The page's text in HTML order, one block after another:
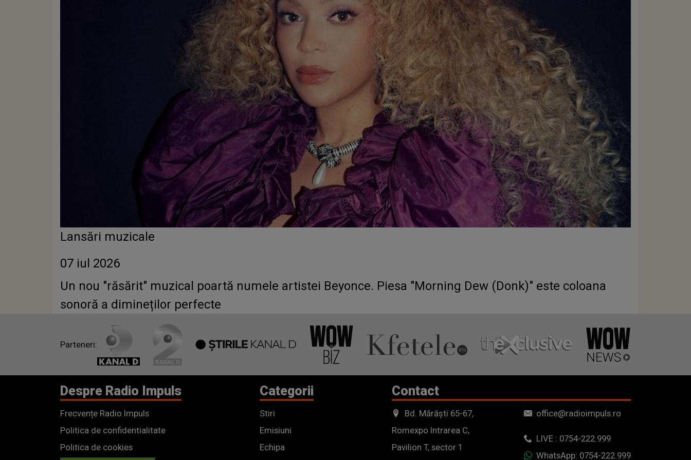
Lansări muzicale
07 iul 2026
Un nou "răsărit" muzical poartă numele artistei Beyonce. Piesa "Morning Dew (Donk)" este coloana
sonoră a dimineților perfecte
Parteneri:
Despre Radio Impuls
Frecvențe Radio Impuls
Politica de confidentialitate
Politica de cookies
Categorii
Stiri
Emisiuni
Echipa
Contact
Bd. Mărăști 65-67,
Romexpo Intrarea C,
Pavilion T, sector 1
office@radioimpuls.ro
LIVE : 0754-222.999
WhatsApp: 0754-222.999